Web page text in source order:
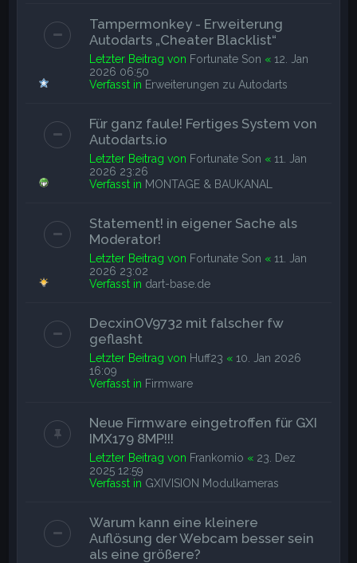
Tampermonkey - Erweiterung
Autodarts „Cheater Blacklist“
Letzter Beitrag von Fortunate Son «12. Jan
2026 06:50
Verfasst in Erweiterungen zu Autodarts
Für ganz faule! Fertiges System von
Autodarts.io
Letzter Beitrag von Fortunate Son «11. Jan
2026 23:26
Verfasst in MONTAGE & BAUKANAL
Statement! in eigener Sache als
Moderator!
Letzter Beitrag von Fortunate Son «11. Jan
2026 23:02
Verfasst in dart-base.de
DecxinOV9732 mit falscher fw
geflasht
Letzter Beitrag von Huff23 «10. Jan 2026
16:09
Verfasst in Firmware
Neue Firmware eingetroffen für GXI
IMX179 8MP!!!
Letzter Beitrag von Frankomio « 23. Dez
2025 12:59
Verfasst in GXIVISION Modulkameras
Warum kann eine kleinere
Auflösung der Webcam besser sein
als eine größere?